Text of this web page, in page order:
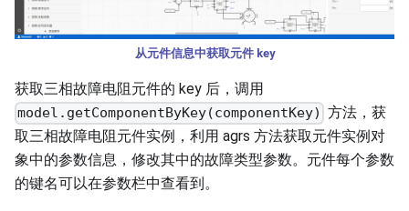
从元件信息中获取元件 key
获取三相故障电阻元件的 key 后，调用
model.getComponentByKey(componentKey) 方法，获
取三相故障电阻元件实例，利用 agrs 方法获取元件实例对
象中的参数信息，修改其中的故障类型参数。元件每个参数
的键名可以在参数栏中查看到。